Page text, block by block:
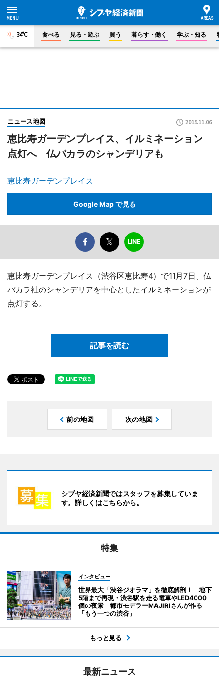
34°C 食べる 見る・遊ぶ 買う 暮らす・働く 学ぶ・知る
ニュース地図 2015.11.06
恵比寿ガーデンプレイス、イルミネーション
点灯へ 仏バカラのシャンデリアも
恵比寿ガーデンプレイス
Google Map で見る
恵比寿ガーデンプレイス（渋谷区恵比寿4）で11月7日、仏
バカラ社のシャンデリアを中心としたイルミネーションが
点灯する。
記事を読む
前の地図 次の地図
シブヤ経済新聞ではスタッフを募集していま
す。詳しくはこちらから。
特集
インタビュー
世界最大「渋谷ジオラマ」を徹底解剖！ 地下
5階まで再現・渋谷駅を走る電車やLED4000
個の夜景 都市モデラーMAJIRIさんが作る
「もう一つの渋谷」
もっと見る
最新ニュース